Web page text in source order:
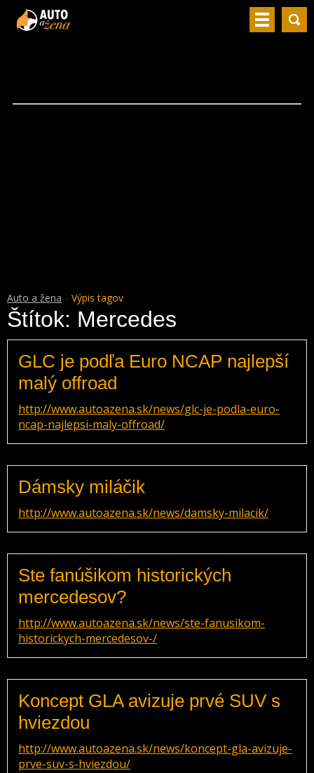
Auto a žena Výpis tagov
Štítok: Mercedes
GLC je podľa Euro NCAP najlepší
malý offroad
http://www.autoazena.sk/news/glc-je-podla-euro-
ncap-najlepsi-maly-offroad/
Dámsky miláčik
http://www.autoazena.sk/news/damsky-milacik/
Ste fanúšikom historických
mercedesov?
http://www.autoazena.sk/news/ste-fanusikom-
historickych-mercedesov-/
Koncept GLA avizuje prvé SUV s
hviezdou
http://www.autoazena.sk/news/koncept-gla-avizuje-
prve-suv-s-hviezdou/